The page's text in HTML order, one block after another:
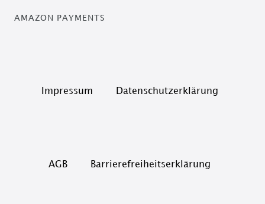
AMAZON PAYMENTS
Impressum Daten­schutz­erklärung
AGB Barrierefreiheitserklärung